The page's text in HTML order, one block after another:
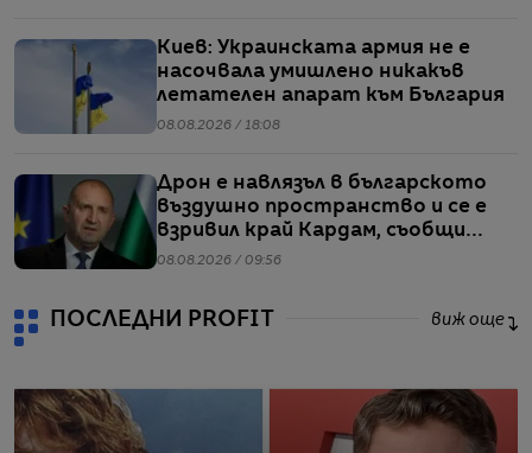
Киев: Украинската армия не е
насочвала умишлено никакъв
летателен апарат към България
08.08.2026 / 18:08
Дрон е навлязъл в българското
въздушно пространство и се е
взривил край Кардам, съобщи
Радев
08.08.2026 / 09:56
ПОСЛЕДНИ PROFIT виж още